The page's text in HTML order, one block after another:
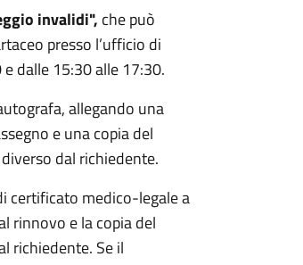
invalidi", che può
presso l’ufficio di
dalle 15:30 alle 17:30.
allegando una
e una copia del
dal richiedente.
certificato medico-legale a
rinnovo e la copia del
richiedente. Se il